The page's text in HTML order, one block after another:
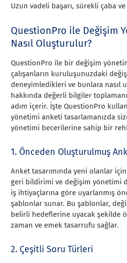
Uzun vadeli başarı, sürekli çaba
QuestionPro ile Değişim
Nasıl Oluşturulur?
QuestionPro ile bir değişim
çalışanların kuruluşunuzdaki
deneyimledikleri ve bunlara nasıl
hakkında değerli bilgiler
adım içerir. İşte QuestionPro
yönetimi anketi tasarlamanızda
yönetimi becerilerine sahip bir
1. Önceden Oluşturulmuş
Anket tasarımında yeni olanlar
geri bildirimi ve değişim yönetimi
iş ihtiyaçlarına göre uyarlanmış
şablonlar sunar. Bu şablonlar,
belirli hedeflerine uyacak şekilde
zaman ve emek tasarrufu sağlar.
2. Çeşitli Soru Türleri